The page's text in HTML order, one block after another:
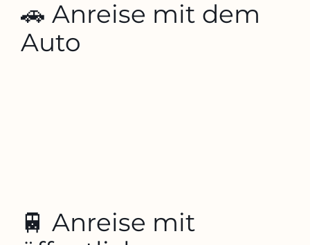
🚗 Anreise mit dem
Auto
🚆 Anreise mit